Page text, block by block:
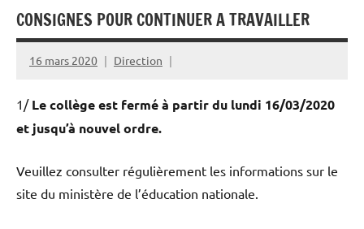
CONSIGNES POUR CONTINUER A TRAVAILLER
16 mars 2020 Direction
1/ Le collège est fermé à partir du lundi 16/03/2020
et jusqu’à nouvel ordre.
​Veuillez consulter régulièrement les informations sur le
site du ministère de l’éducation nationale.